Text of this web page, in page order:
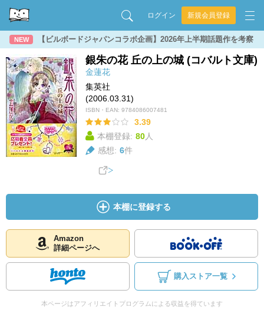
ログイン 新規会員登録
NEW 【ビルボードジャパンコラボ企画】2026年上半期話題作を考察
銀朱の花 丘の上の城 (コバルト文庫)
金蓮花
集英社
(2006.03.31)
ISBN・EAN: 9784086007481
3.39
本棚登録: 80人
感想: 6件
本棚に登録する
Amazon
詳細ページへ
購入ストア一覧
本ページはアフィリエイトプログラムによる収益を得ています